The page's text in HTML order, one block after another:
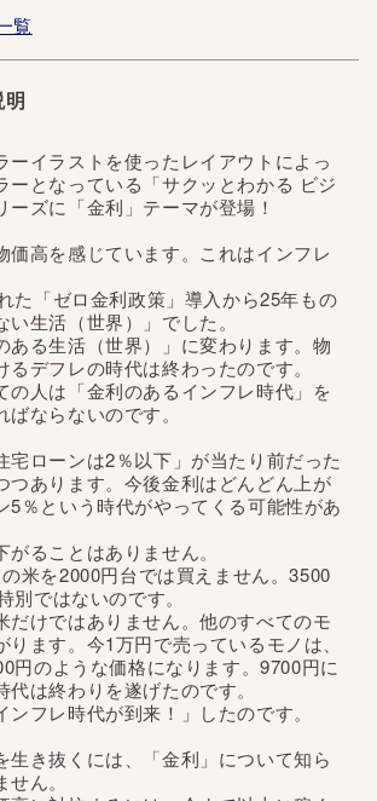
覧
明
ーイラストを使ったレイアウトによっ
ーとなっている「サクッとわかる ビジ
ーズに「金利」テーマが登場！
価高を感じています。これはインフレ
た「ゼロ金利政策」導入から25年もの
い生活（世界）」でした。
ある生活（世界）」に変わります。物
るデフレの時代は終わったのです。
の人は「金利のあるインフレ時代」を
ならないのです。
宅ローンは2％以下」が当たり前だった
つあります。今後金利はどんどん上が
5％という時代がやってくる可能性があ
ることはありません。
米を2000円台では買えません。3500
別ではないのです。
だけではありません。他のすべてのモ
ります。今1万円で売っているモノは、
円のような価格になります。9700円に
代は終わりを遂げたのです。
ンフレ時代が到来！」したのです。
生き抜くには、「金利」について知ら
ん。